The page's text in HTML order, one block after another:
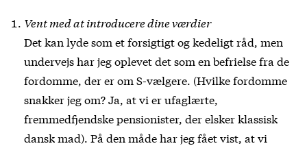
Vent med at introducere dine værdier
Det kan lyde som et forsigtigt og kedeligt råd, men
undervejs har jeg oplevet det som en befrielse fra de
fordomme, der er om S-vælgere. (Hvilke fordomme
snakker jeg om? Ja, at vi er ufaglærte,
fremmedfjendske pensionister, der elsker klassisk
dansk mad). På den måde har jeg fået vist, at vi